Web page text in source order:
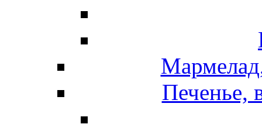
Печенье,